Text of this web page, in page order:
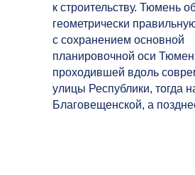
к строительству. Тюмень
геометрически
с сохранением основной
планировочной оси
проходившей вдоль
улицы Республики, тогда
Благовещенской, а